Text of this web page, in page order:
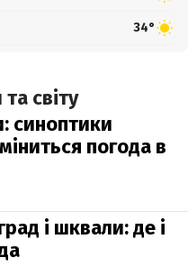
34°
світу
синоптики
погода в
і шквали: де і